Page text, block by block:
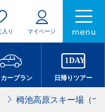
入り マイページ menu
ープラン 日帰りツアー
栂池高原スキー場（つ